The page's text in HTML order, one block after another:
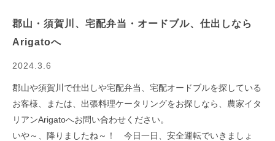
郡山・須賀川、宅配弁当・オードブル、仕出しなら
Arigatoへ
2024.3.6
郡山や須賀川で仕出しや宅配弁当、宅配オードブルを探している
お客様、または、出張料理ケータリングをお探しなら、農家イタ
リアンArigatoへお問い合わせください。
いや～、降りましたね～！ 今日一日、安全運転でいきましょ